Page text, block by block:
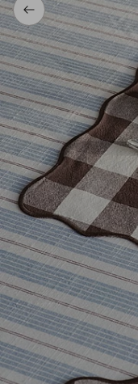
Takaisin